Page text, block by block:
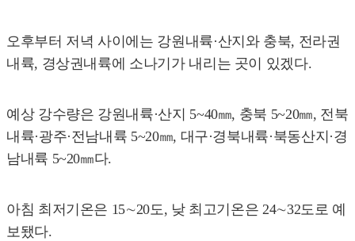
오후부터 저녁 사이에는 강원내륙·산지와 충북, 전라권
내륙, 경상권내륙에 소나기가 내리는 곳이 있겠다.
예상 강수량은 강원내륙·산지 5~40㎜, 충북 5~20㎜, 전북
내륙·광주·전남내륙 5~20㎜, 대구·경북내륙·북동산지·경
남내륙 5~20㎜다.
아침 최저기온은 15∼20도, 낮 최고기온은 24∼32도로 예
보됐다.